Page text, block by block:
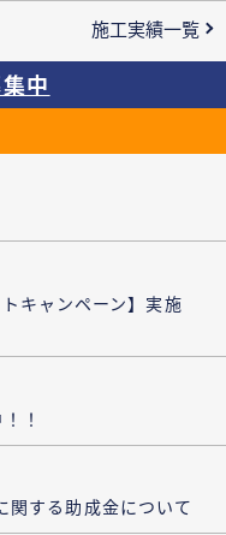
施工実績一覧
中
キャンペーン】実施
！
関する助成金について